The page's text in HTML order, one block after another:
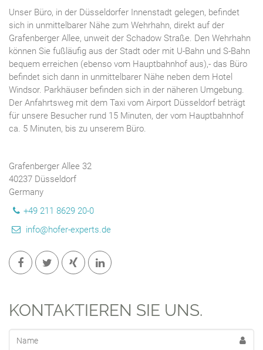
Unser Büro, in der Düsseldorfer Innenstadt gelegen, befindet
sich in unmittelbarer Nähe zum Wehrhahn, direkt auf der
Grafenberger Allee, unweit der Schadow Straße. Den Wehrhahn
können Sie fußläufig aus der Stadt oder mit U-Bahn und S-Bahn
bequem erreichen (ebenso vom Hauptbahnhof aus),- das Büro
befindet sich dann in unmittelbarer Nähe neben dem Hotel
Windsor. Parkhäuser befinden sich in der näheren Umgebung.
Der Anfahrtsweg mit dem Taxi vom Airport Düsseldorf beträgt
für unsere Besucher rund 15 Minuten, der vom Hauptbahnhof
ca. 5 Minuten, bis zu unserem Büro.
Grafenberger Allee 32
40237 Düsseldorf
Germany
+49 211 8629 20-0
info@hofer-experts.de
KONTAKTIEREN SIE UNS.